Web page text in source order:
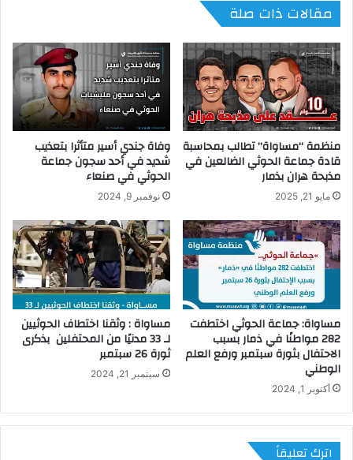
مقالات ذات صلة
منظمة “مساواة” تطالب بمحاسبة
قادة جماعة الحوثي الضالعين في
مذبحة هران بذمار
مايو 21, 2025
وفاة جندي أسير متأثرا بتعذيب
شديد في أحد سجون جماعة
الحوثي في صنعاء
نوفمبر 9, 2024
مساواة: جماعة الحوثي اختطفت
282 مواطنًا في ذمار بسبب
الاحتفال بثورة سبتمبر ورفع العلم
الوطني
أكتوبر 1, 2024
مساواة : وثقنا اختطاف الحوثيين
لـ 33 مدنيًا من المحتفلين بذكرى
ثورة 26 سبتمبر
سبتمبر 21, 2024
اترك تعليقاً